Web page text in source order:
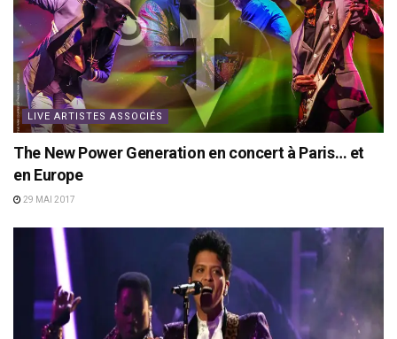
LIVE ARTISTES ASSOCIÉS
The New Power Generation en concert à Paris… et
en Europe
29 MAI 2017